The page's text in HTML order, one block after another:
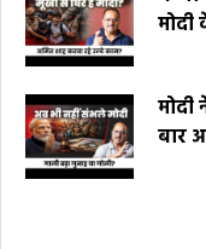
मोदी
बार